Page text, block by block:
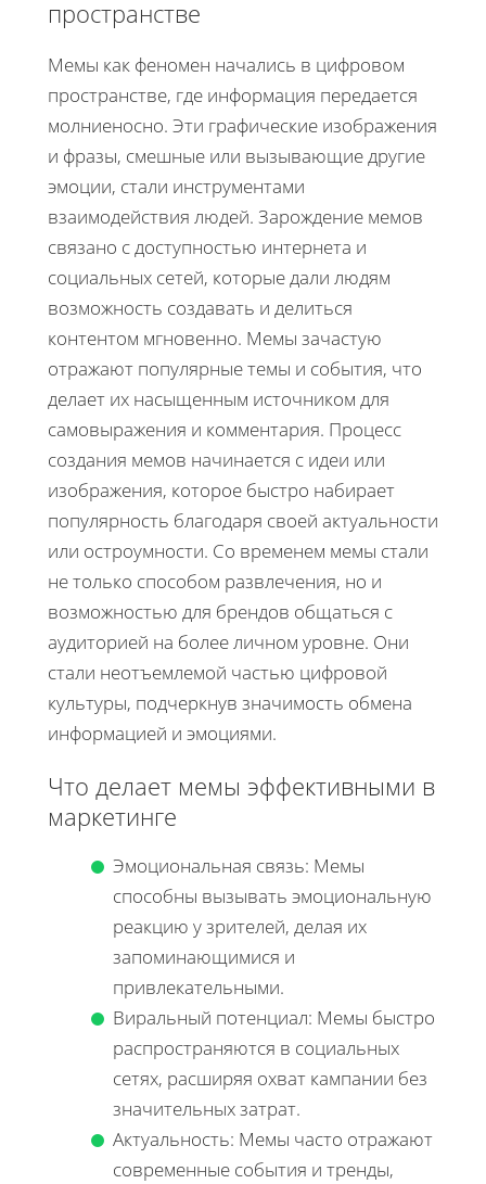
пространстве
Мемы как феномен начались в цифровом
пространстве, где информация передается
молниеносно. Эти графические изображения
и фразы, смешные или вызывающие другие
эмоции, стали инструментами
взаимодействия людей. Зарождение мемов
связано с доступностью интернета и
социальных сетей, которые дали людям
возможность создавать и делиться
контентом мгновенно. Мемы зачастую
отражают популярные темы и события, что
делает их насыщенным источником для
самовыражения и комментария. Процесс
создания мемов начинается с идеи или
изображения, которое быстро набирает
популярность благодаря своей актуальности
или остроумности. Со временем мемы стали
не только способом развлечения, но и
возможностью для брендов общаться с
аудиторией на более личном уровне. Они
стали неотъемлемой частью цифровой
культуры, подчеркнув значимость обмена
информацией и эмоциями.
Что делает мемы эффективными в
маркетинге
Эмоциональная связь: Мемы
способны вызывать эмоциональную
реакцию у зрителей, делая их
запоминающимися и
привлекательными.
Виральный потенциал: Мемы быстро
распространяются в социальных
сетях, расширяя охват кампании без
значительных затрат.
Актуальность: Мемы часто отражают
современные события и тренды,